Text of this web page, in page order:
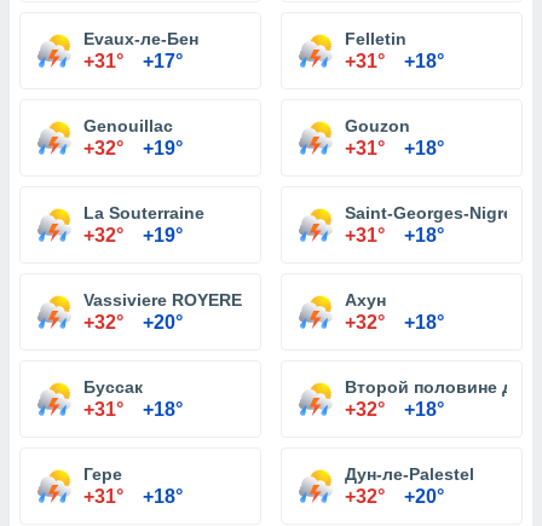
Evaux-ле-Бен
+31° +17°
Felletin
+31° +18°
Genouillac
+32° +19°
Gouzon
+31° +18°
La Souterraine
+32° +19°
Saint-Georges-
+31° +18°
Vassiviere ROYERE
+32° +20°
Ахун
+32° +18°
Буссак
+31° +18°
Второй половине дня
+32° +18°
Гере
+31° +18°
Дун-ле-Palestel
+32° +20°